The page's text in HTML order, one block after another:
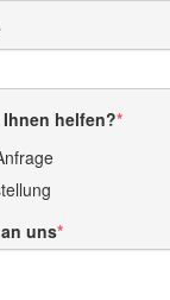
helfen?
uns